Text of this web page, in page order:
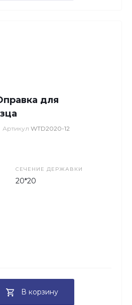
для
Артикул WTD2020-12
СЕЧЕНИЕ ДЕРЖАВКИ
20*20
В корзину